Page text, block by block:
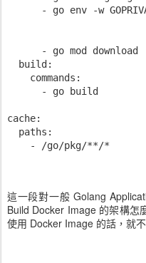
- go env -w
      - go mod download
  build:
    commands:
      - go build
cache:
  paths:
    - /go/pkg/**/*
這一段對一般 Golang
Build Docker Image 的架構怎
使用 Docker Image 的話，就